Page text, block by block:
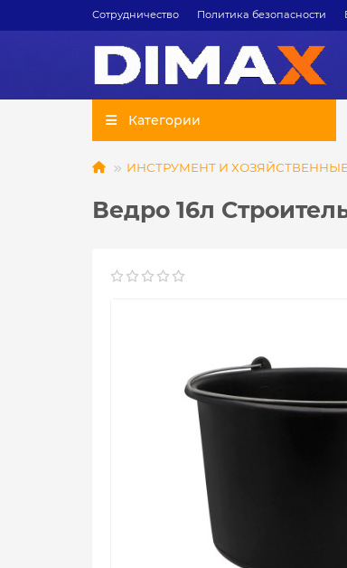
Сотрудничество Политика безопасности
Категории
ИНСТРУМЕНТ И
Ведро 16л